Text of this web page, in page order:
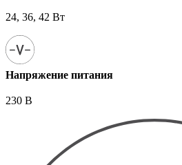
24, 36, 42 Вт
Напряжение питания
230 В